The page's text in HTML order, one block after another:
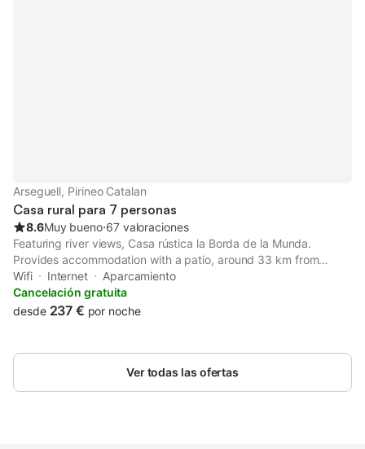
Arseguell, Pirineo Catalan
Casa rural para 7 personas
8.6Muy bueno⋅67 valoraciones
Featuring river views, Casa rústica la Borda de la Munda.
Provides accommodation with a patio, around 33 km from
Naturland. This property offers access to a balcony, free
private parking and free WiFi.
Wifi Internet
Aparcamiento
Cancelación gratuita
desde 237 € por noche
Ver todas las ofertas